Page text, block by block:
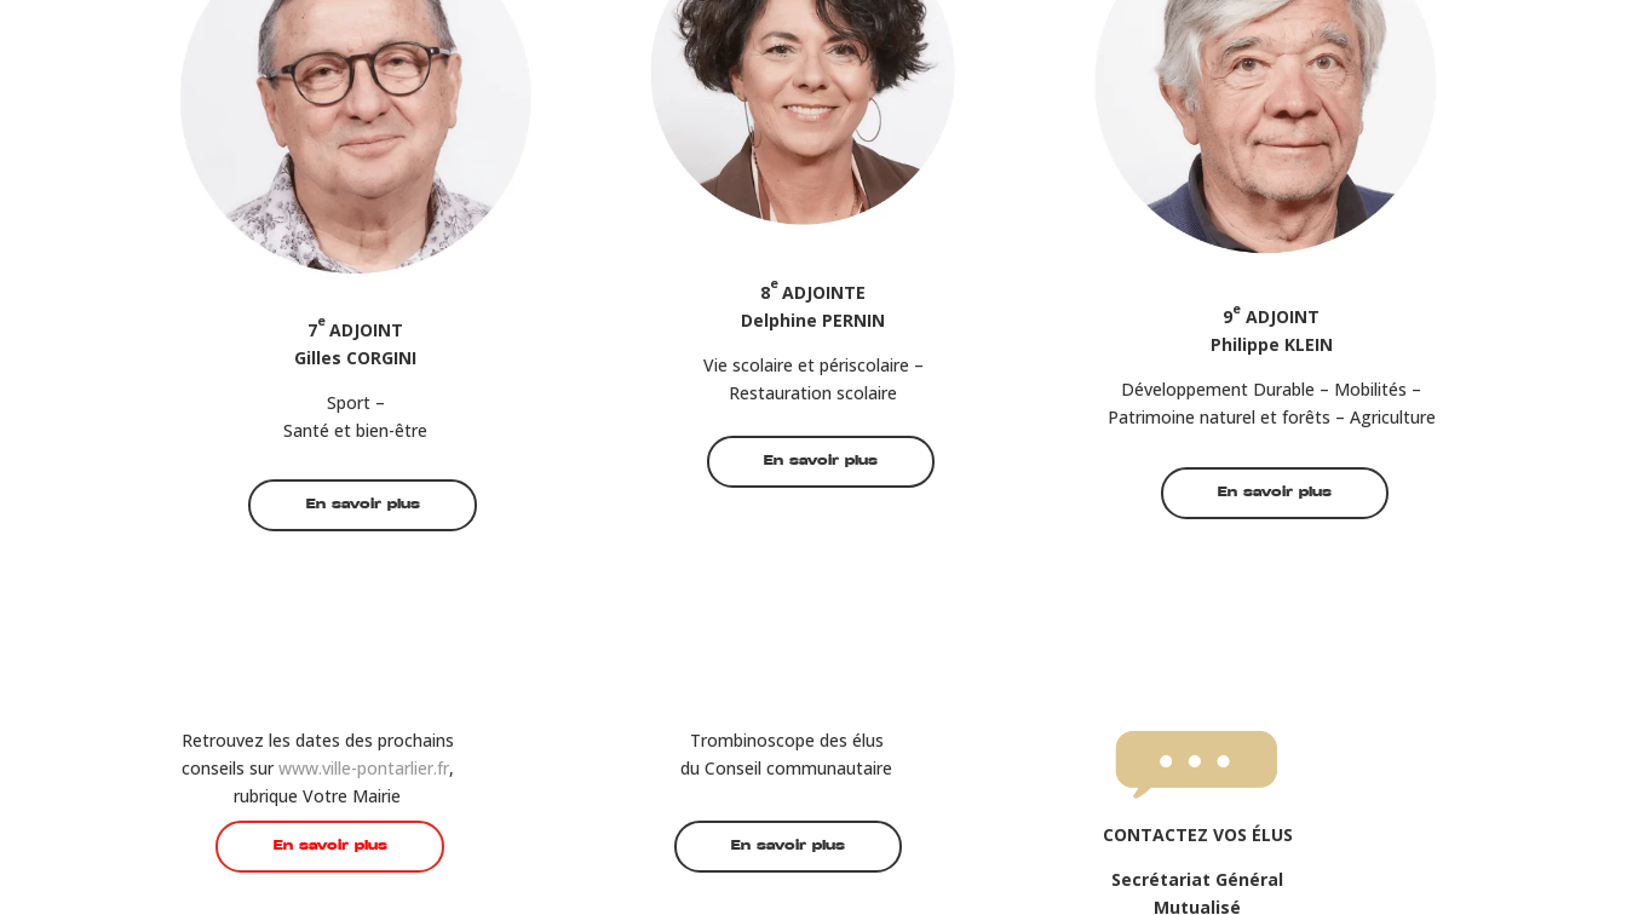
7e ADJOINT
Gilles CORGINI
Sport –
Santé et bien-être
En savoir plus
8e ADJOINTE
Delphine PERNIN
Vie scolaire et périscolaire –
Restauration scolaire
En savoir plus
9e ADJOINT
Philippe KLEIN
Développement Durable – Mobilités –
Patrimoine naturel et forêts – Agriculture
En savoir plus
Retrouvez les dates des prochains
conseils surwww.ville-pontarlier.fr,
rubrique Votre Mairie
Trombinoscope des élus
duConseil communautaire
En savoir plus En savoir plus
CONTACTEZ VOS ÉLUS
Secrétariat Général
Mutualisé